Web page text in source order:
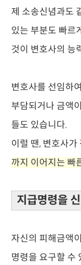
제 소송신념과도
있는 부분도 빠르
것이 변호사의 능
변호사를 선임하
부담되거나 금액
들도 있습니다.
이럴 땐, 변호사가
까지 이어지는 빠
지급명령을
자신의 피해금액
명령을 요구할 수